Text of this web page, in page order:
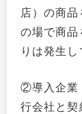
店）の商
の場で商品
りは発生し
②導入企業
行会社と契